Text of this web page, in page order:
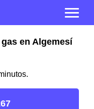
en Algemesí